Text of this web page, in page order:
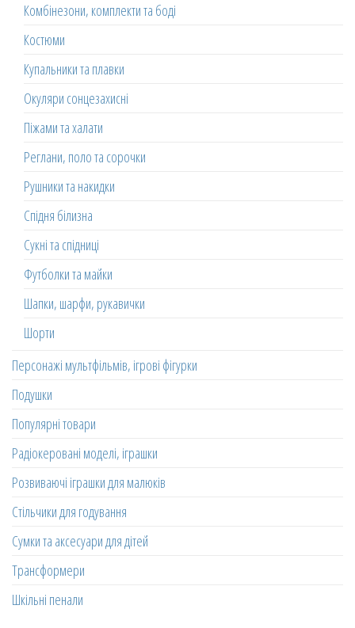
Комбінезони, комплекти та боді
Костюми
Купальники та плавки
Окуляри сонцезахисні
Піжами та халати
Реглани, поло та сорочки
Рушники та накидки
Спідня білизна
Сукні та спідниці
Футболки та майки
Шапки, шарфи, рукавички
Шорти
Персонажі мультфільмів, ігрові фігурки
Подушки
Популярні товари
Радіокеровані моделі, іграшки
Розвиваючі іграшки для малюків
Стільчики для годування
Сумки та аксесуари для дітей
Трансформери
Шкільні пенали